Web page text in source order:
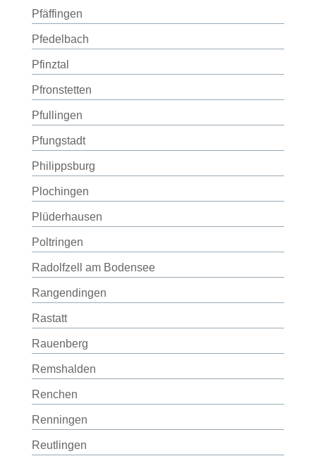
Pfäffingen
Pfedelbach
Pfinztal
Pfronstetten
Pfullingen
Pfungstadt
Philippsburg
Plochingen
Plüderhausen
Poltringen
Radolfzell am Bodensee
Rangendingen
Rastatt
Rauenberg
Remshalden
Renchen
Renningen
Reutlingen